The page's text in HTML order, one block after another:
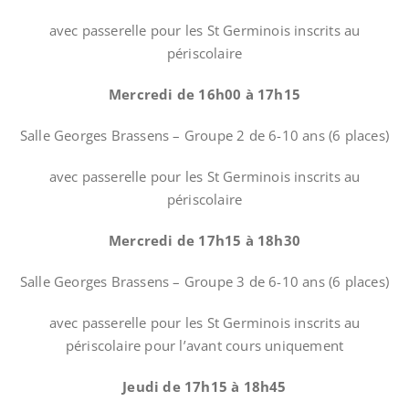
avec passerelle pour les St Germinois inscrits au
périscolaire
Mercredi de 16h00 à 17h15
Salle Georges Brassens – Groupe 2 de 6-10 ans (6 places)
avec passerelle pour les St Germinois inscrits au
périscolaire
Mercredi de 17h15 à 18h30
Salle Georges Brassens – Groupe 3 de 6-10 ans (6 places)
avec passerelle pour les St Germinois inscrits au
périscolaire pour l’avant cours uniquement
Jeudi de 17h15 à 18h45